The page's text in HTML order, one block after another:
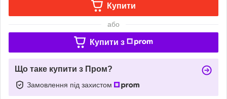
Купити
або
Купити з
Що таке купити з Пром?
Замовлення під захистом